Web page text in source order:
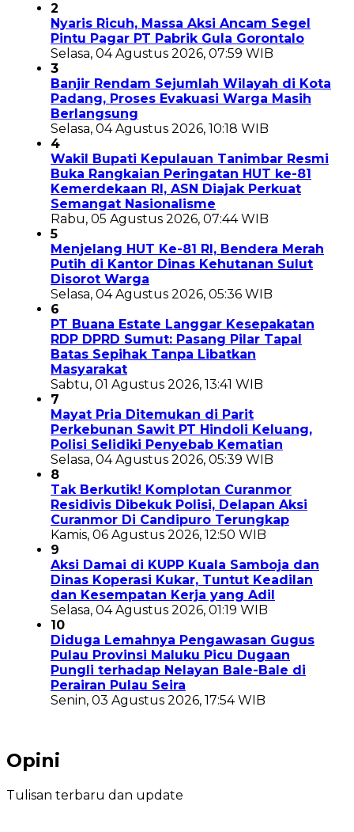
2
Nyaris Ricuh, Massa Aksi Ancam Segel
Pintu Pagar PT Pabrik Gula Gorontalo
Selasa, 04 Agustus 2026, 07:59 WIB
3
Banjir Rendam Sejumlah Wilayah di Kota
Padang, Proses Evakuasi Warga Masih
Berlangsung
Selasa, 04 Agustus 2026, 10:18 WIB
4
Wakil Bupati Kepulauan Tanimbar Resmi
Buka Rangkaian Peringatan HUT ke-81
Kemerdekaan RI, ASN Diajak Perkuat
Semangat Nasionalisme
Rabu, 05 Agustus 2026, 07:44 WIB
5
Menjelang HUT Ke-81 RI, Bendera Merah
Putih di Kantor Dinas Kehutanan Sulut
Disorot Warga
Selasa, 04 Agustus 2026, 05:36 WIB
6
PT Buana Estate Langgar Kesepakatan
RDP DPRD Sumut: Pasang Pilar Tapal
Batas Sepihak Tanpa Libatkan
Masyarakat
Sabtu, 01 Agustus 2026, 13:41 WIB
7
Mayat Pria Ditemukan di Parit
Perkebunan Sawit PT Hindoli Keluang,
Polisi Selidiki Penyebab Kematian
Selasa, 04 Agustus 2026, 05:39 WIB
8
Tak Berkutik! Komplotan Curanmor
Residivis Dibekuk Polisi, Delapan Aksi
Curanmor Di Candipuro Terungkap
Kamis, 06 Agustus 2026, 12:50 WIB
9
Aksi Damai di KUPP Kuala Samboja dan
Dinas Koperasi Kukar, Tuntut Keadilan
dan Kesempatan Kerja yang Adil
Selasa, 04 Agustus 2026, 01:19 WIB
10
Diduga Lemahnya Pengawasan Gugus
Pulau Provinsi Maluku Picu Dugaan
Pungli terhadap Nelayan Bale-Bale di
Perairan Pulau Seira
Senin, 03 Agustus 2026, 17:54 WIB
Opini
Tulisan terbaru dan update